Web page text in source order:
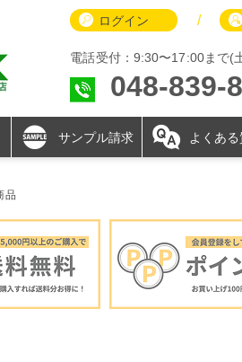
ログイン /
電話受付：9:30〜17:00まで(
048-839-
サンプル請求 よくある
品